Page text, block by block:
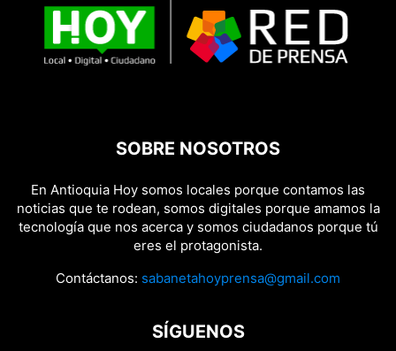
SOBRE NOSOTROS
En Antioquia Hoy somos locales porque contamos las
noticias que te rodean, somos digitales porque amamos la
tecnología que nos acerca y somos ciudadanos porque tú
eres el protagonista.
Contáctanos: sabanetahoyprensa@gmail.com
SÍGUENOS